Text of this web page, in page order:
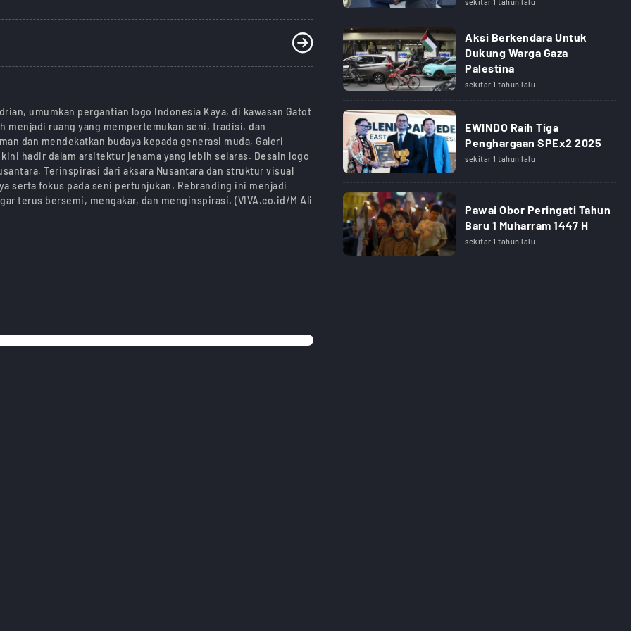
umumkan pergantian logo Indonesia Kaya, di kawasan Gatot
menjadi ruang yang mempertemukan seni, tradisi, dan
dan mendekatkan budaya kepada generasi muda, Galeri
hadir dalam arsitektur jenama yang lebih selaras. Desain logo
Terinspirasi dari aksara Nusantara dan struktur visual
serta fokus pada seni pertunjukan. Rebranding ini menjadi
terus bersemi, mengakar, dan menginspirasi. (VIVA.co.id/M Ali
Aksi Berkendara Untuk
Dukung Warga Gaza
Palestina
sekitar 1 tahun lalu
EWINDO Raih Tiga
Penghargaan SPEx2 2025
sekitar 1 tahun lalu
Pawai Obor Peringati Tahun
Baru 1 Muharram 1447 H
sekitar 1 tahun lalu